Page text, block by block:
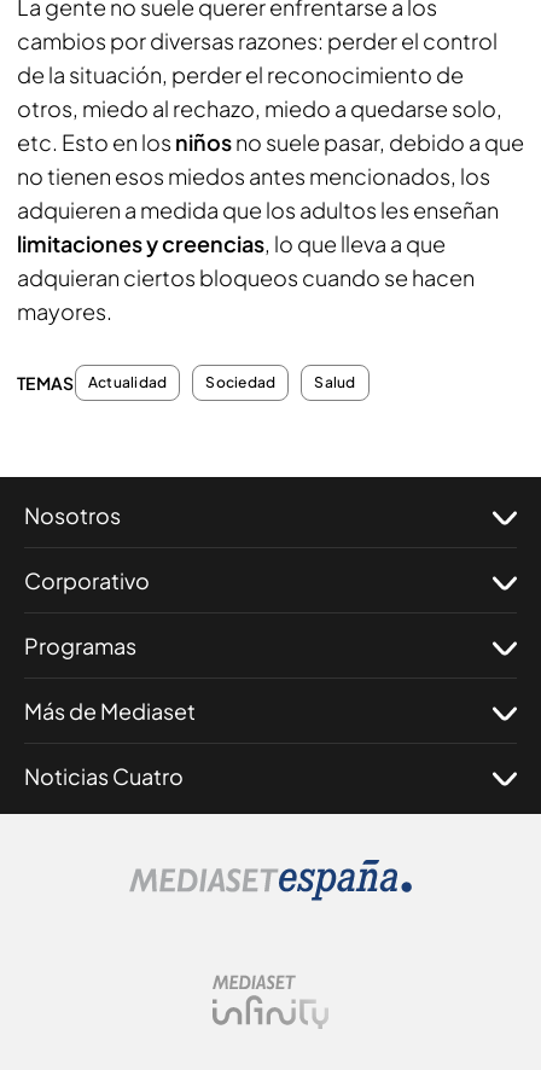
La gente no suele querer enfrentarse a los
cambios por diversas razones: perder el control
de la situación, perder el reconocimiento de
otros, miedo al rechazo, miedo a quedarse solo,
etc. Esto en los niñosno suele pasar, debido a que
no tienen esos miedos antes mencionados, los
adquieren a medida que los adultos les enseñan
limitaciones y creencias, lo que lleva a que
adquieran ciertos bloqueos cuando se hacen
mayores.
TEMAS Actualidad Sociedad Salud
Nosotros
Corporativo
Programas
Más de Mediaset
Noticias Cuatro